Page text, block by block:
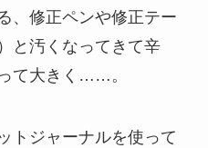
、修正ペンや修正テー
と汚くなってきて辛
て大きく……。
トジャーナルを使って